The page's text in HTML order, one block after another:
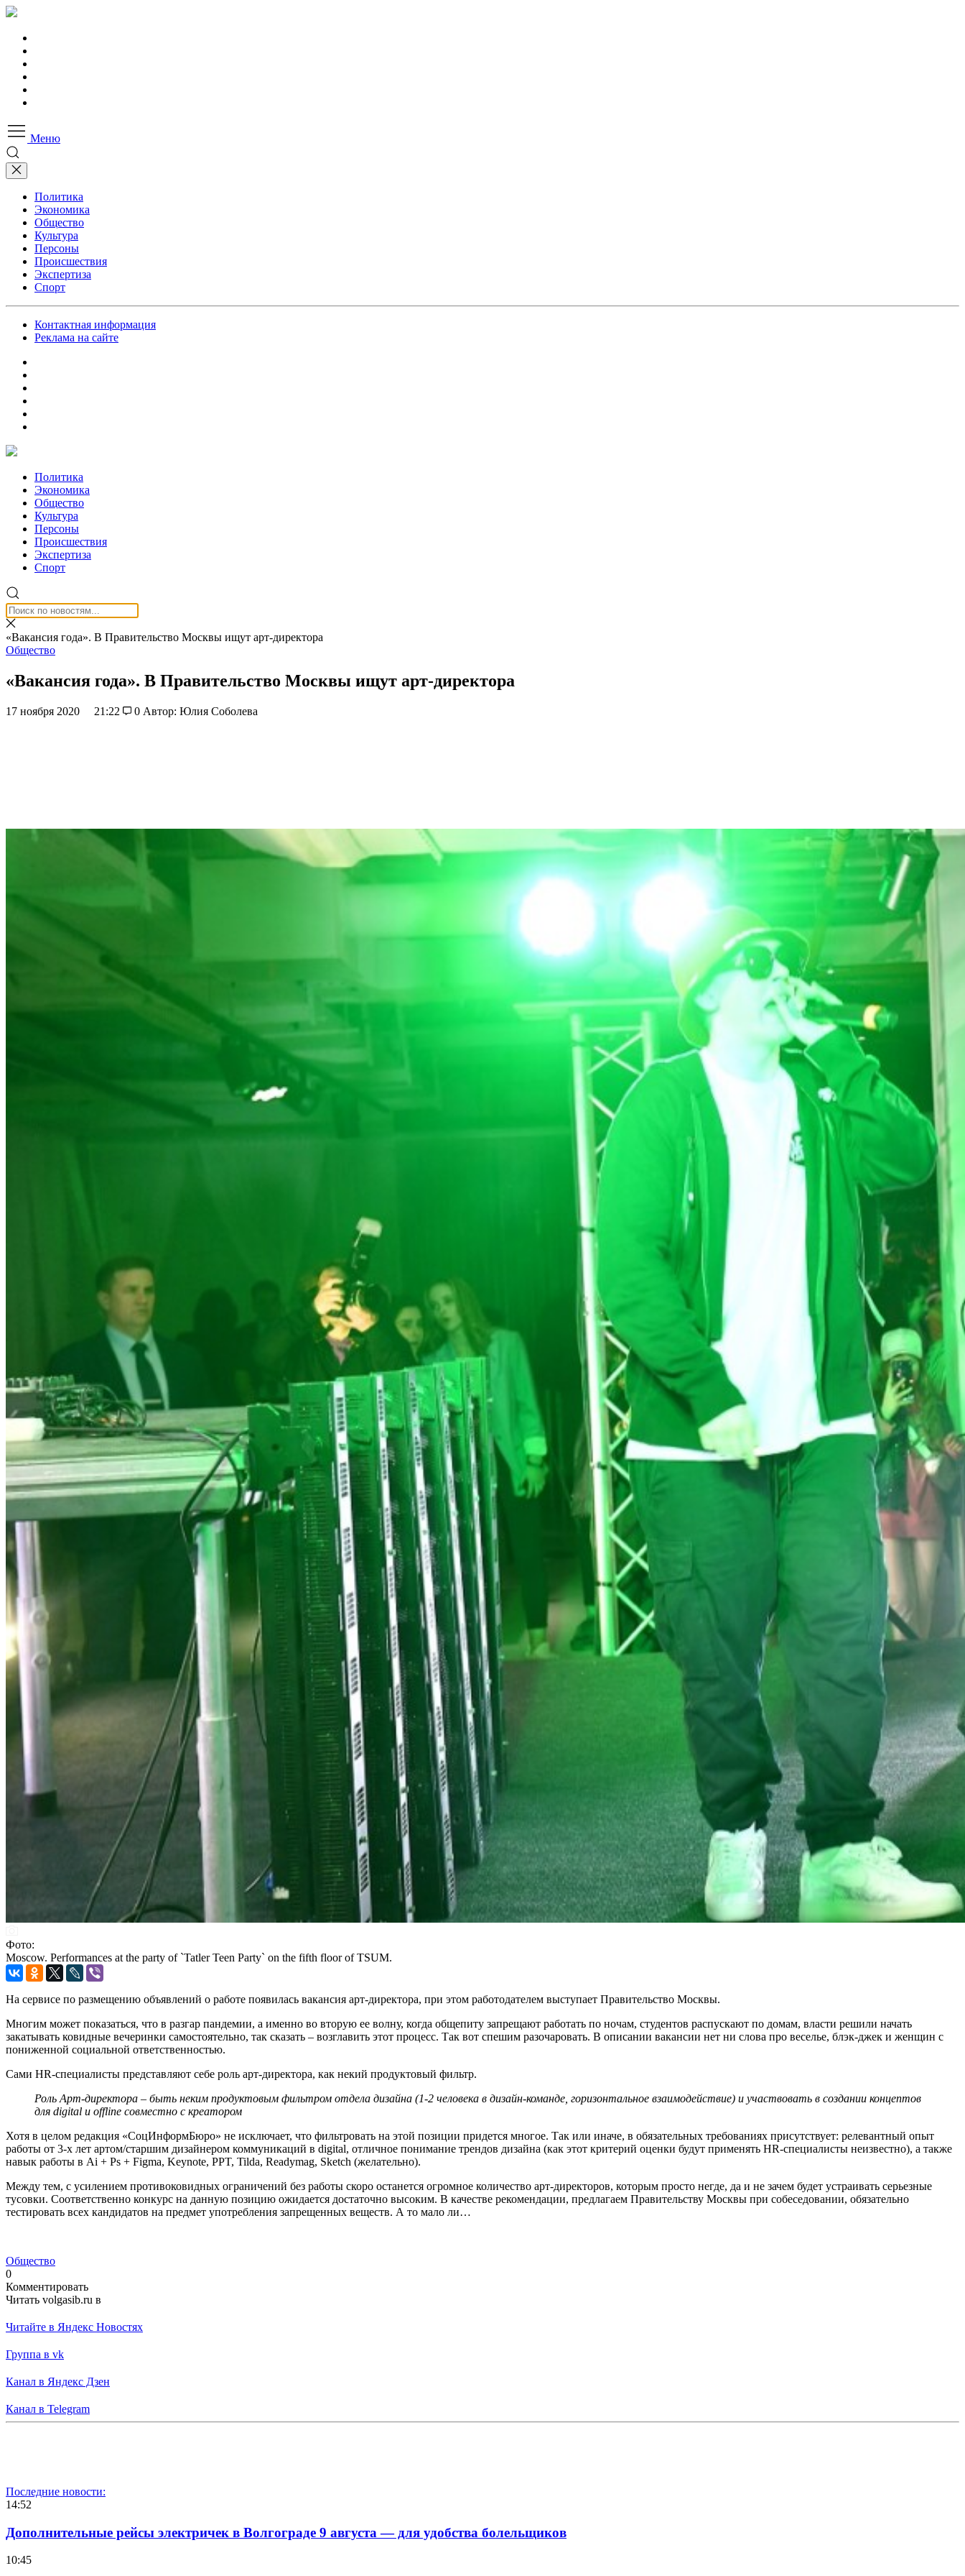
Меню
Политика
Экономика
Общество
Культура
Персоны
Происшествия
Экспертиза
Спорт
Контактная информация
Реклама на сайте
Политика
Экономика
Общество
Культура
Персоны
Происшествия
Экспертиза
Спорт
«Вакансия года». В Правительство Москвы ищут арт-директора
Общество
«Вакансия года». В Правительство Москвы ищут арт-директора
17 ноября 2020 21:22 0 Автор: Юлия Соболева
Фото:
Moscow. Performances at the party of `Tatler Teen Party` on the fifth floor of TSUM.
На сервисе по размещению объявлений о работе появилась вакансия арт-директора, при этом работодателем выступает Правительство Москвы.
Многим может показаться, что в разгар пандемии, а именно во вторую ее волну, когда общепиту запрещают работать по ночам, студентов распускают по домам, власти решили начать
закатывать ковидные вечеринки самостоятельно, так сказать – возглавить этот процесс. Так вот спешим разочаровать. В описании вакансии нет ни слова про веселье, блэк-джек и женщин с
пониженной социальной ответственностью.
Сами HR-специалисты представляют себе роль арт-директора, как некий продуктовый фильтр.
Роль Арт-директора – быть неким продуктовым фильтром отдела дизайна (1-2 человека в дизайн-команде, горизонтальное взаимодействие) и участвовать в создании концептов
для digital и offline совместно с креатором
Хотя в целом редакция «СоцИнформБюро» не исключает, что фильтровать на этой позиции придется многое. Так или иначе, в обязательных требованиях присутствует: релевантный опыт
работы от 3-х лет артом/старшим дизайнером коммуникаций в digital, отличное понимание трендов дизайна (как этот критерий оценки будут применять HR-специалисты неизвестно), а также
навык работы в Ai + Ps + Figma, Keynote, PPT, Tilda, Readymag, Sketch (желательно).
Между тем, с усилением противоковидных ограничений без работы скоро останется огромное количество арт-директоров, которым просто негде, да и не зачем будет устраивать серьезные
тусовки. Соответственно конкурс на данную позицию ожидается достаточно высоким. В качестве рекомендации, предлагаем Правительству Москвы при собеседовании, обязательно
тестировать всех кандидатов на предмет употребления запрещенных веществ. А то мало ли…
Общество
0
Комментировать
Читать volgasib.ru в
Читайте в Яндекс Новостях
Группа в vk
Канал в Яндекс Дзен
Канал в Telegram
Последние новости:
14:52
Дополнительные рейсы электричек в Волгограде 9 августа — для удобства болельщиков
10:45